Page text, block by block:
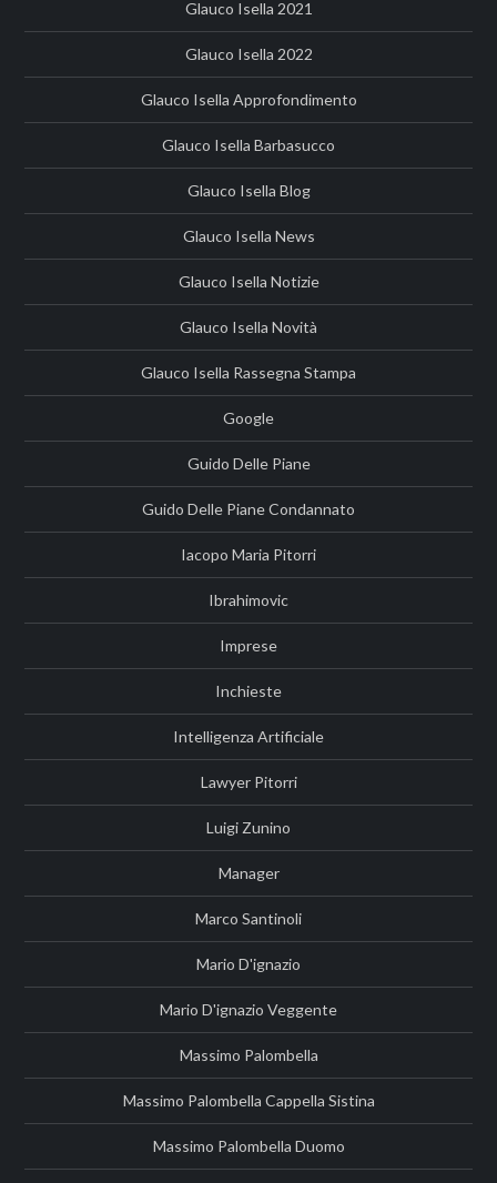
Glauco Isella 2021
Glauco Isella 2022
Glauco Isella Approfondimento
Glauco Isella Barbasucco
Glauco Isella Blog
Glauco Isella News
Glauco Isella Notizie
Glauco Isella Novità
Glauco Isella Rassegna Stampa
Google
Guido Delle Piane
Guido Delle Piane Condannato
Iacopo Maria Pitorri
Ibrahimovic
Imprese
Inchieste
Intelligenza Artificiale
Lawyer Pitorri
Luigi Zunino
Manager
Marco Santinoli
Mario D'ignazio
Mario D'ignazio Veggente
Massimo Palombella
Massimo Palombella Cappella Sistina
Massimo Palombella Duomo